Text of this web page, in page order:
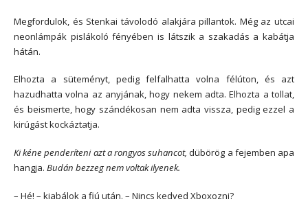
Megfordulok, és Stenkai távolodó alakjára pillantok. Még az utcai
neonlámpák pislákoló fényében is látszik a szakadás a kabátja
hátán.
Elhozta a süteményt, pedig felfalhatta volna félúton, és azt
hazudhatta volna az anyjának, hogy nekem adta. Elhozta a tollat,
és beismerte, hogy szándékosan nem adta vissza, pedig ezzel a
kirúgást kockáztatja.
Ki kéne penderíteni azt a rongyos suhancot,dübörög a fejemben apa
hangja. Budán bezzeg nem voltak ilyenek.
– Hé! – kiabálok a fiú után. – Nincs kedved Xboxozni?